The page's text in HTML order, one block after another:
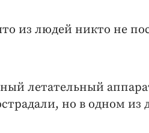
из людей никто не
летательный
но в одном из